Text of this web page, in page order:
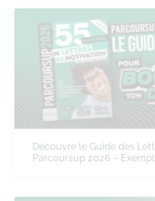
Découvre le Guide des
Parcoursup 2026 –